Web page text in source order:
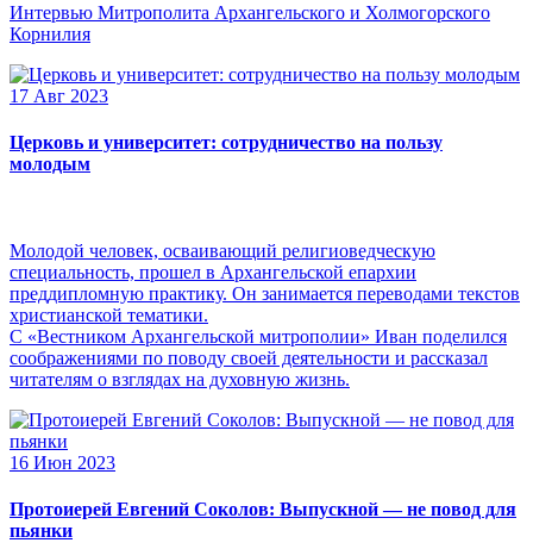
Интервью Митрополита Архангельского и Холмогорского
Корнилия
17 Авг 2023
Церковь и университет: сотрудничество на пользу
молодым
Молодой человек, осваивающий религиоведческую
специальность, прошел в Архангельской епархии
преддипломную практику. Он занимается переводами текстов
христианской тематики.
С «Вестником Архангельской митрополии» Иван поделился
соображениями по поводу своей деятельности и рассказал
читателям о взглядах на духовную жизнь.
16 Июн 2023
Протоиерей Евгений Соколов: Выпускной — не повод для
пьянки